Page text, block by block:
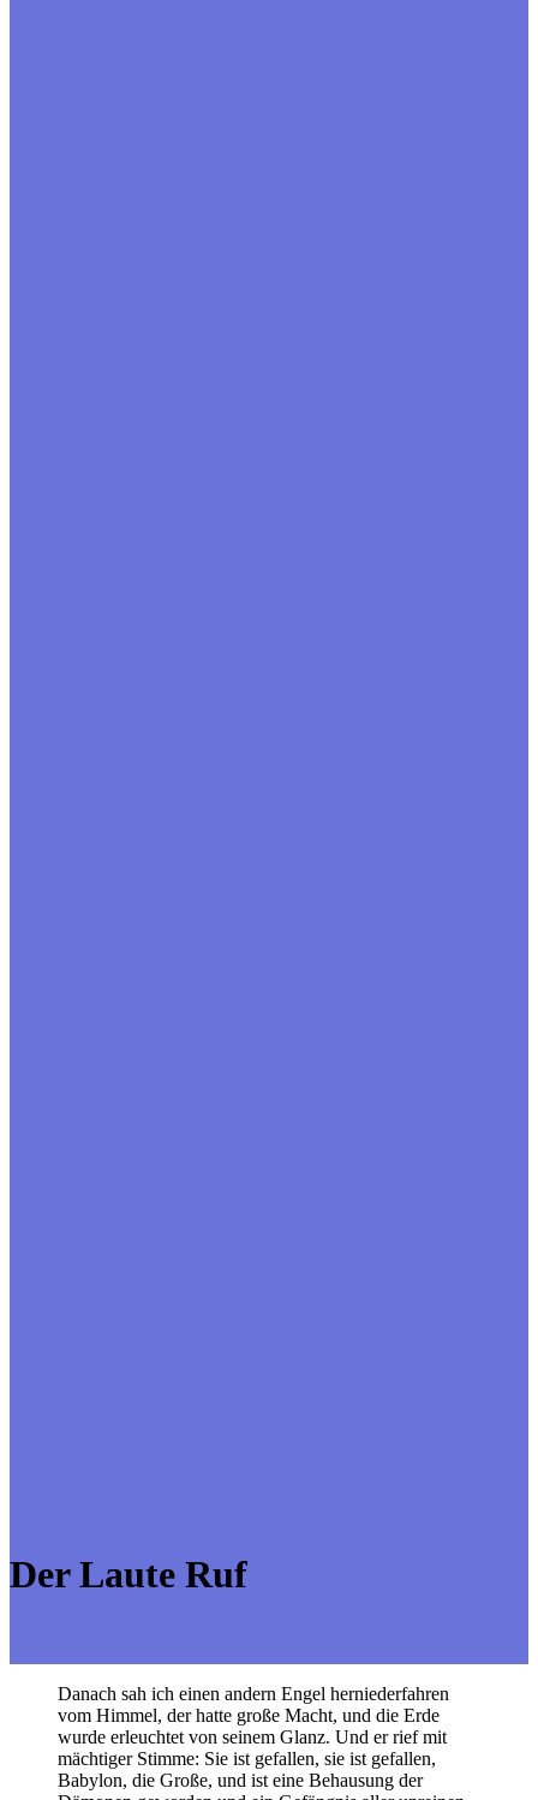
Der Laute Ruf
Danach sah ich einen andern Engel herniederfahren
vom Himmel, der hatte große Macht, und die Erde
wurde erleuchtet von seinem Glanz. Und er rief mit
mächtiger Stimme: Sie ist gefallen, sie ist gefallen,
Babylon, die Große, und ist eine Behausung der